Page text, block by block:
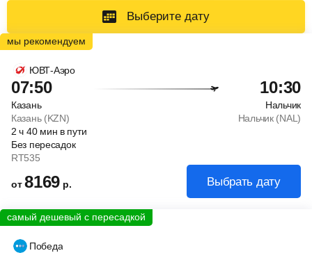
Выберите дату
ЮВТ-Аэро
07:50 10:30
Казань
Нальчик
Казань (KZN)
Нальчик (NAL)
2ч 40 мин в пути
Без пересадок
RT535
от8169 р. Выбрать дату
Победа